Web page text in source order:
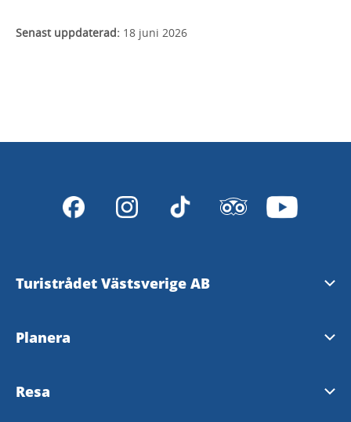
Senast uppdaterad: 18 juni 2026
Turistrådet Västsverige AB
Tipsa om evenemang
Planera
Nyhetsbrev från Västsverige
Resa